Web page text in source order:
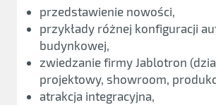
przedstawienie nowości,
przykłady różnej konfiguracji
budynkowej,
zwiedzanie firmy Jablotron
projektowy, showroom,
atrakcja integracyjna,